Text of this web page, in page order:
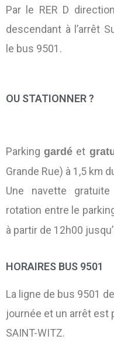
Par le RER D
descendant à l’arrêt
le bus 9501.
OU STATIONNER ?
Parking gardé et
Grande Rue) à 1,5 km
Une navette
rotation entre le
à partir de 12h00
HORAIRES BUS 9501
La ligne de bus 9501
journée et un arrêt est
SAINT-WITZ.